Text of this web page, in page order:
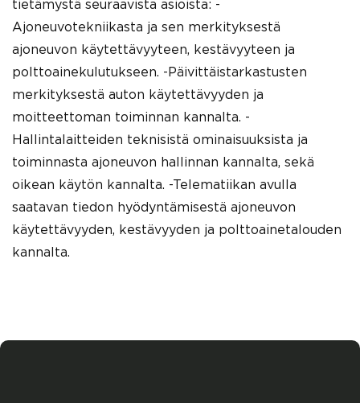
tietämystä seuraavista asioista: -
Ajoneuvotekniikasta ja sen merkityksestä
ajoneuvon käytettävyyteen, kestävyyteen ja
polttoainekulutukseen. -Päivittäistarkastusten
merkityksestä auton käytettävyyden ja
moitteettoman toiminnan kannalta. -
Hallintalaitteiden teknisistä ominaisuuksista ja
toiminnasta ajoneuvon hallinnan kannalta, sekä
oikean käytön kannalta. -Telematiikan avulla
saatavan tiedon hyödyntämisestä ajoneuvon
käytettävyyden, kestävyyden ja polttoainetalouden
kannalta.